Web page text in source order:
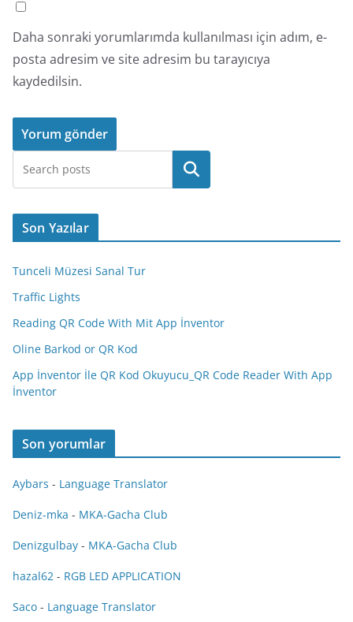
Daha sonraki yorumlarımda kullanılması için adım, e-
posta adresim ve site adresim bu tarayıcıya
kaydedilsin.
Ara
Son Yazılar
Tunceli Müzesi Sanal Tur
Traffic Lights
Reading QR Code With Mit App İnventor
Oline Barkod or QR Kod
App İnventor İle QR Kod Okuyucu_QR Code Reader With App
İnventor
Son yorumlar
Aybars - Language Translator
Deniz-mka - MKA-Gacha Club
Denizgulbay - MKA-Gacha Club
hazal62 - RGB LED APPLICATION
Saco - Language Translator